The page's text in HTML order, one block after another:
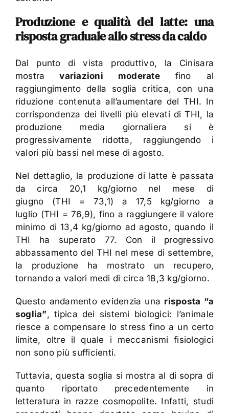
Produzione e qualità del latte: una
risposta graduale allo stress da caldo
Dal punto di vista produttivo, la Cinisara
mostra variazioni moderatefino al
raggiungimento della soglia critica, con una
riduzione contenuta all’aumentare del THI. In
corrispondenza dei livelli più elevati di THI, la
produzione media giornaliera si è
progressivamente ridotta, raggiungendo i
valori più bassi nel mese di agosto.
Nel dettaglio, la produzione di latte è passata
da circa 20,1 kg/giorno nel mese di
giugno (THI = 73,1) a 17,5 kg/giorno a
luglio (THI = 76,9), fino a raggiungere il valore
minimo di 13,4 kg/giorno ad agosto, quando il
THI ha superato 77. Con il progressivo
abbassamento del THI nel mese di settembre,
la produzione ha mostrato un recupero,
tornando a valori medi di circa 18,3 kg/giorno.
Questo andamento evidenzia una risposta “a
soglia”, tipica dei sistemi biologici: l’animale
riesce a compensare lo stress fino a un certo
limite, oltre il quale i meccanismi fisiologici
non sono più sufficienti.
Tuttavia, questa soglia si mostra al di sopra di
quanto riportato precedentemente in
letteratura in razze cosmopolite. Infatti, studi